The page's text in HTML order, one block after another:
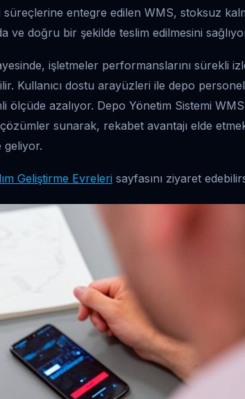
süreçlerine entegre edilen WMS, stoksuz
ve doğru bir şekilde teslim edilmesini
işletmeler performanslarını sürekli
Kullanıcı dostu arayüzleri ile depo
ölçüde azalıyor. Depo Yönetim Sistemi
sunarak, rekabet avantajı elde
geliyor.
Geliştirme Evreleri sayfasını ziyaret